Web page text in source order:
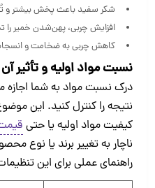
شکر سفید باعث پخش بیشتر و
افزایش چربی، پهن‌شدن خمیر را
کاهش چربی به ضخامت و
نسبت مواد اولیه و تأثیر
درک نسبت مواد به شما اجازه
نتیجه را کنترل کنید. این
کیفیت مواد اولیه یا حتی
ناچار به تغییر برند یا نوع
راهنمای عملی برای این